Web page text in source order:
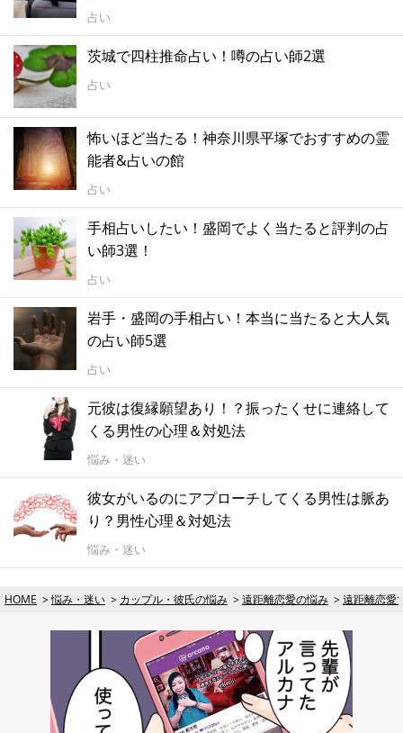
占い
茨城で四柱推命占い！噂の占い師2選
占い
怖いほど当たる！神奈川県平塚でおすすめの霊
能者&占いの館
占い
手相占いしたい！盛岡でよく当たると評判の占
い師3選！
占い
岩手・盛岡の手相占い！本当に当たると大人気
の占い師5選
占い
元彼は復縁願望あり！？振ったくせに連絡して
くる男性の心理＆対処法
悩み・迷い
彼女がいるのにアプローチしてくる男性は脈あ
り？男性心理＆対処法
悩み・迷い
HOME 悩み・迷い カップル・彼氏の悩み 遠距離恋愛の悩み 遠距離恋愛